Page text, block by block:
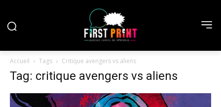
Accueil Tags Critique avengers vs aliens
Tag: critique avengers vs aliens